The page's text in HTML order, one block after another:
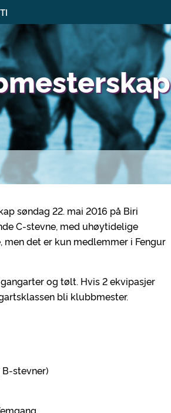
søndag 22. mai 2016 på Biri
C-stevne, med uhøytidelige
det er kun medlemmer i Fengur
og tølt. Hvis 2 ekvipasjer
bli klubbmester.
stevner)